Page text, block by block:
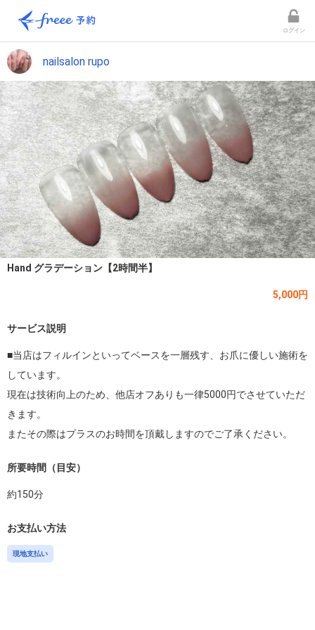
ログイン
nailsalon rupo
Hand グラデーション【2時間半】
5,000円
サービス説明
■当店はフィルインといってベースを一層残す、お爪に優しい施術を
しています。
現在は技術向上のため、他店オフありも一律5000円でさせていただ
きます。
またその際はプラスのお時間を頂戴しますのでご了承ください。
所要時間（目安）
約150分
お支払い方法
現地支払い